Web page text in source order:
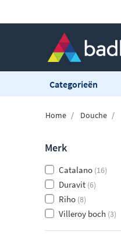
Categorieën
Home Douche
Merk
Catalano (16)
Duravit (6)
Riho (8)
Villeroy boch (3)